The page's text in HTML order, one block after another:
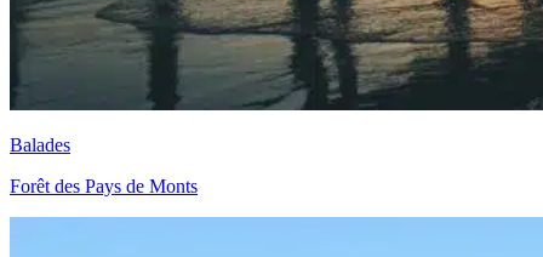
Balades
Forêt des Pays de Monts